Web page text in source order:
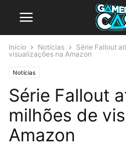
Início Notícias
Série Fallout
visualizações na Amazon
Notícias
Série Fallout
milhões de
Amazon